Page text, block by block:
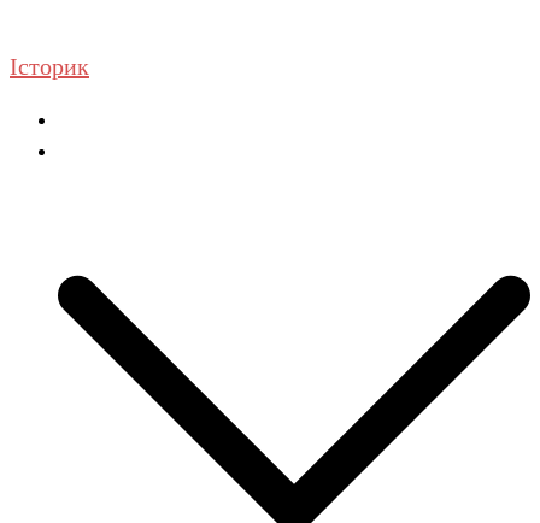
до
вмісту
Історик